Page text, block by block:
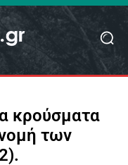
κρούσματα
των